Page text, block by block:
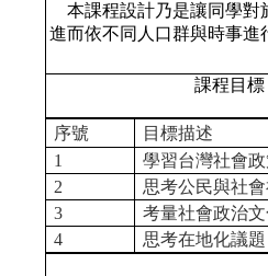
本課程設計乃是讓同學對
進而依不同人口群與時事
課程目
序號
目標描述
1
學習台灣社會
2
思考公民與社
3
考量社會政治
4
思考在地化議題